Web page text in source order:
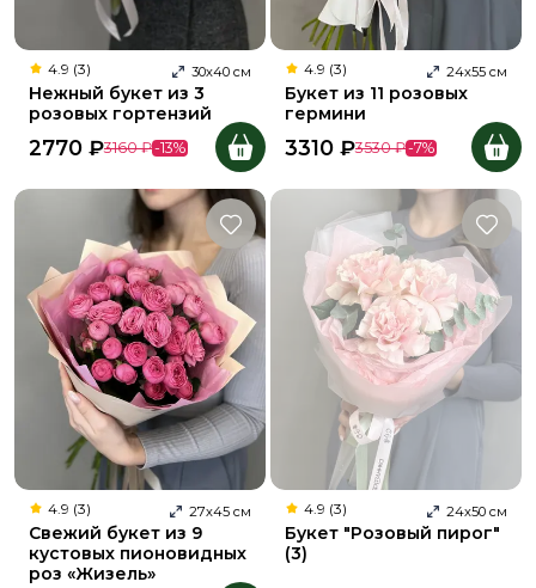
4.9 (3) 30х40 см
Нежный букет из 3
розовых гортензий
2770 ₽3160 ₽-13%
4.9 (3) 24х55 см
Букет из 11 розовых
гермини
3310 ₽3530 ₽-7%
4.9 (3) 27х45 см
Свежий букет из 9
кустовых пионовидных
роз «Жизель»
4.9 (3) 24х50 см
Букет "Розовый пирог"
(3)